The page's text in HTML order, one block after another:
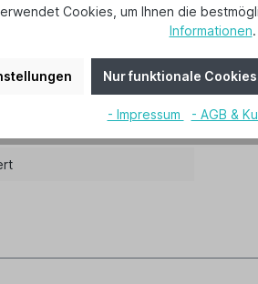
Leuchte
Zylinderform, 1 x 60 Watt E27, für
E - A++.
Cookies, um Ihnen die
Informationen.
Nur funktionale
- Impressum - AGB &